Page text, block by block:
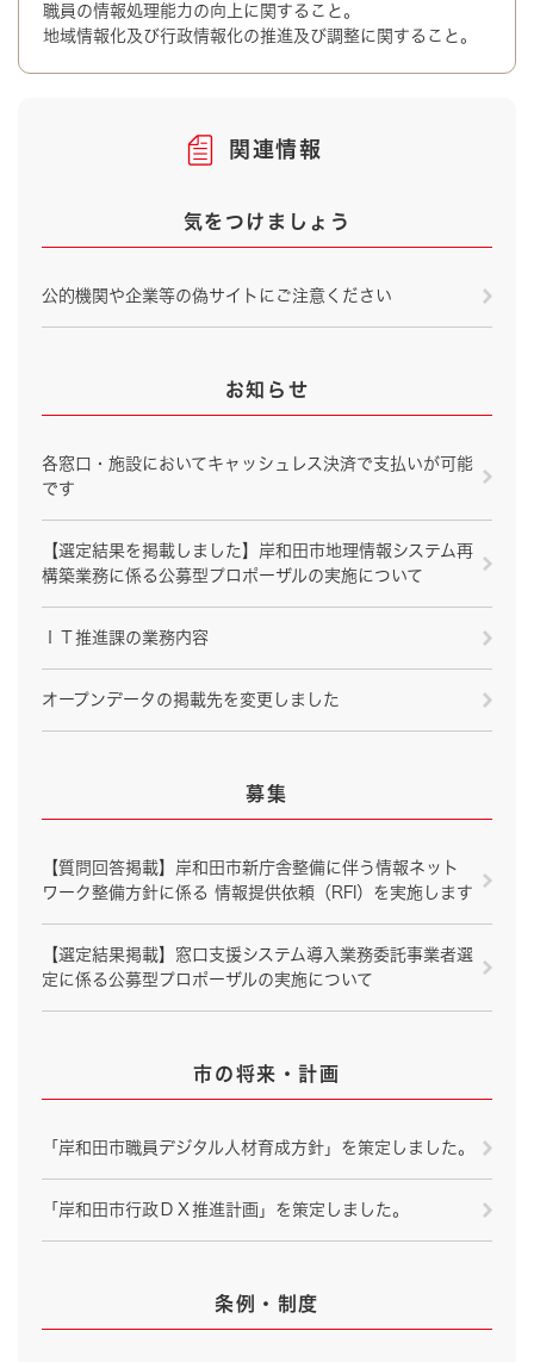
職員の情報処理能力の向上に関すること。
地域情報化及び行政情報化の推進及び調整に関すること。
関連情報
気をつけましょう
公的機関や企業等の偽サイトにご注意ください
お知らせ
各窓口・施設においてキャッシュレス決済で支払いが可能
です
【選定結果を掲載しました】岸和田市地理情報システム再
構築業務に係る公募型プロポーザルの実施について
ＩＴ推進課の業務内容
オープンデータの掲載先を変更しました
募集
【質問回答掲載】岸和田市新庁舎整備に伴う情報ネット
ワーク整備方針に係る 情報提供依頼（RFI）を実施します
【選定結果掲載】窓口支援システム導入業務委託事業者選
定に係る公募型プロポーザルの実施について
市の将来・計画
「岸和田市職員デジタル人材育成方針」を策定しました。
「岸和田市行政ＤＸ推進計画」を策定しました。
条例・制度